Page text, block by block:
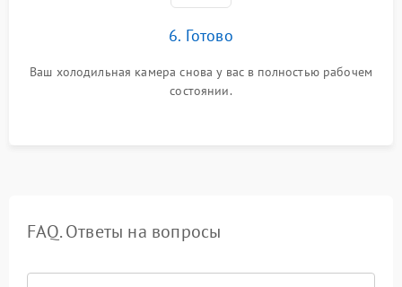
6. Готово
Ваш холодильная камера снова у вас в полностью рабочем
состоянии.
FAQ. Ответы на вопросы